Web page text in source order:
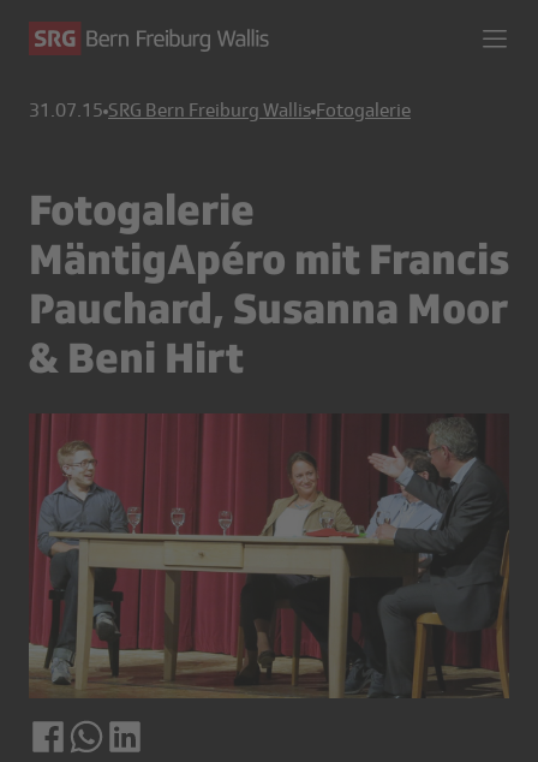
31.07.15 SRG Bern Freiburg Wallis Fotogalerie
Fotogalerie
MäntigApéro mit Francis
Pauchard, Susanna Moor
& Beni Hirt